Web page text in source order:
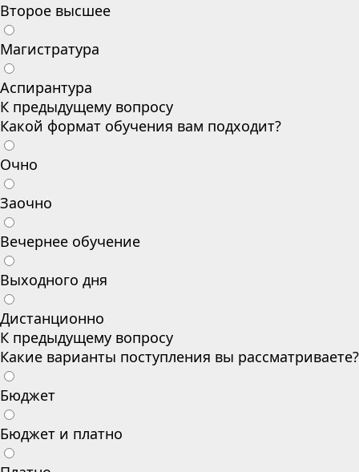
Второе высшее
Магистратура
Аспирантура
К предыдущему вопросу
Какой формат обучения вам подходит?
Очно
Заочно
Вечернее обучение
Выходного дня
Дистанционно
К предыдущему вопросу
Какие варианты поступления вы рассматриваете?
Бюджет
Бюджет и платно